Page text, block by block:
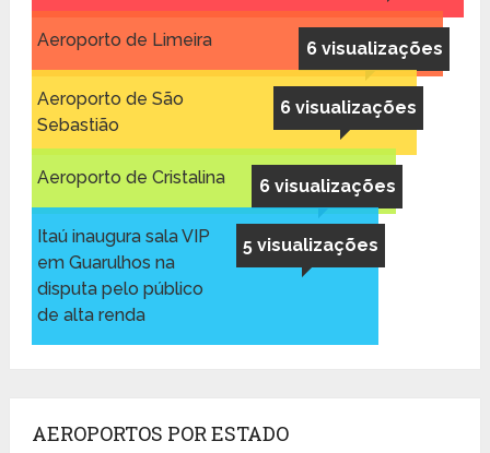
6 visualizações
Aeroporto de Limeira
6 visualizações
Aeroporto de São
Sebastião
6 visualizações
Aeroporto de Cristalina
5 visualizações
Itaú inaugura sala VIP
em Guarulhos na
disputa pelo público
de alta renda
AEROPORTOS POR ESTADO